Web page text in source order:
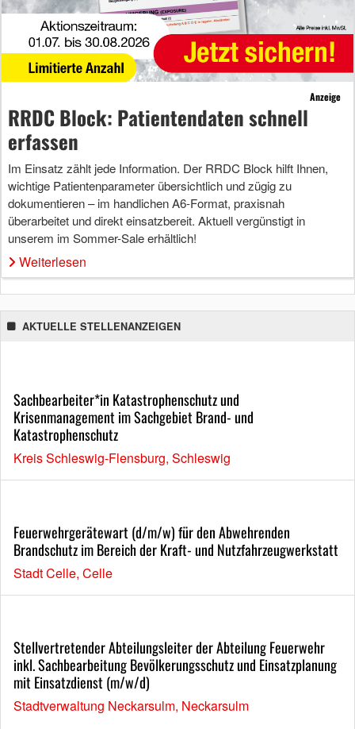
Anzeige
RRDC Block: Patientendaten schnell
erfassen
Im Einsatz zählt jede Information. Der RRDC Block hilft Ihnen,
wichtige Patientenparameter übersichtlich und zügig zu
dokumentieren – im handlichen A6-Format, praxisnah
überarbeitet und direkt einsatzbereit. Aktuell vergünstigt in
unserem im Sommer-Sale erhältlich!
Weiterlesen
AKTUELLE STELLENANZEIGEN
Sachbearbeiter*in Katastrophenschutz und
Krisenmanagement im Sachgebiet Brand- und
Katastrophenschutz
Kreis Schleswig-Flensburg, Schleswig
Feuerwehrgerätewart (d/m/w) für den Abwehrenden
Brandschutz im Bereich der Kraft- und Nutzfahrzeugwerkstatt
Stadt Celle, Celle
Stellvertretender Abteilungsleiter der Abteilung Feuerwehr
inkl. Sachbearbeitung Bevölkerungsschutz und Einsatzplanung
mit Einsatzdienst (m/w/d)
Stadtverwaltung Neckarsulm, Neckarsulm